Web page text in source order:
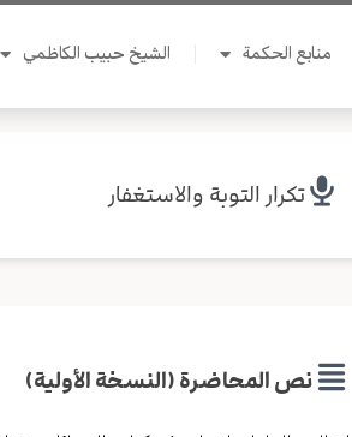
منابع الحكمة الشيخ حبيب الكاظمي
تكرار التوبة والاستغفار
نص المحاضرة (النسخة الأولية)